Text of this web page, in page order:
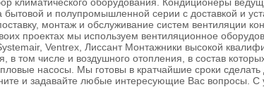
и полупромышленной серии с доставкой и
монтаж и обслуживание систем вентиляции
проектах мы используем вентиляционное
Ventrex, Лиссант Монтажники высокой
том числе и воздушного отопления, в состав
насосы. Мы готовы в кратчайшие сроки сделать
и задавайте любые интересующие Вас вопросы.